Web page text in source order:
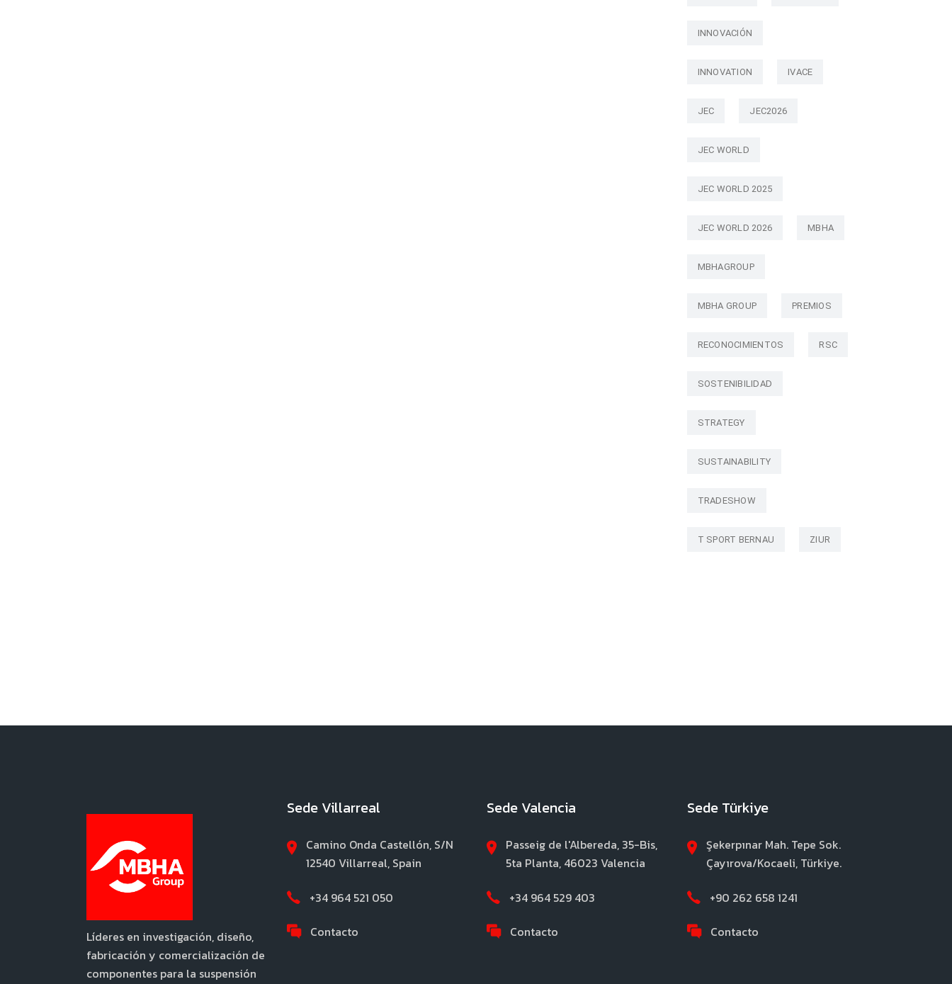
INNOVACIÓN
INNOVATION IVACE
JEC JEC2026
JEC WORLD
JEC WORLD 2025
JEC WORLD 2026 MBHA
MBHAGROUP
MBHA GROUP PREMIOS
RECONOCIMIENTOS RSC
SOSTENIBILIDAD
STRATEGY
SUSTAINABILITY
TRADESHOW
T SPORT BERNAU ZIUR
Líderes en investigación, diseño,
fabricación y comercialización de
componentes para la suspensión
Sede Villarreal
Camino Onda Castellón, S/N
12540 Villarreal, Spain
+34 964 521 050
Contacto
Sede Valencia
Passeig de l'Albereda, 35-Bis,
5ta Planta, 46023 Valencia
+34 964 529 403
Contacto
Sede Türkiye
Şekerpınar Mah. Tepe Sok.
Çayırova/Kocaeli, Türkiye.
+90 262 658 1241
Contacto